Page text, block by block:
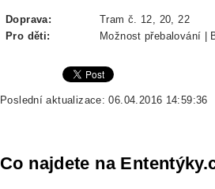
Doprava:
Tram č. 12, 20, 22
Pro děti:
Možnost přebalování |
Poslední aktualizace: 06.04.2016 14:59:36
Co najdete na